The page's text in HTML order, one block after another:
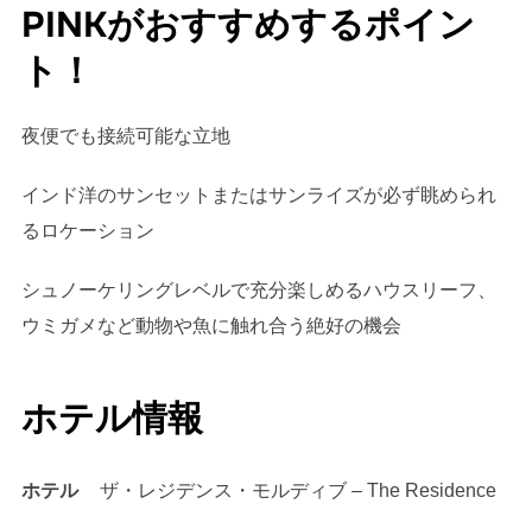
PINKがおすすめするポイン
ト！
夜便でも接続可能な立地
インド洋のサンセットまたはサンライズが必ず眺められ
るロケーション
シュノーケリングレベルで充分楽しめるハウスリーフ、
ウミガメなど動物や魚に触れ合う絶好の機会
ホテル情報
ホテル
ザ・レジデンス・モルディブ – The Residence